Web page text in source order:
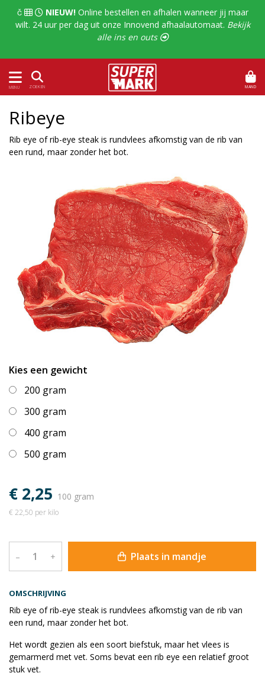
   NIEUW!Online bestellen en afhalen wanneer jij maar
wilt. 24 uur per dag uit onze Innovend afhaalautomaat. Bekijk
alle ins en outs 
MENU ZOEKEN MAND
OMSCHRIJVING
Rib eye of rib-eye steak is rundvlees afkomstig van de rib van
een rund, maar zonder het bot.
Het wordt gezien als een soort biefstuk, maar het vlees is
gemarmerd met vet. Soms bevat een rib eye een relatief groot
stuk vet.
Ribeye
Rib eye of rib-eye steak is rundvlees afkomstig van de rib van
een rund, maar zonder het bot.
Kies een gewicht
200 gram
300 gram
400 gram
500 gram
€ 2,25 100 gram
€ 22,50 per kilo
– + Plaats in mandje